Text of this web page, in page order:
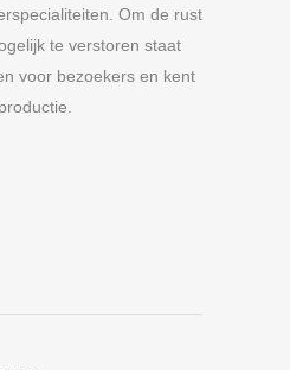
Om de rust
te verstoren staat
voor bezoekers en kent